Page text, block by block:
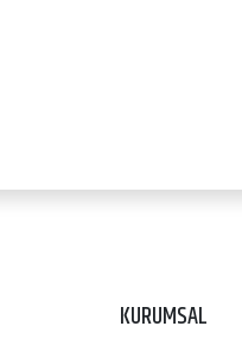
KURUMSAL